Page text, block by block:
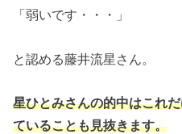
「弱いです・・・」
と認める藤井流星さん。
星ひとみさんの的中はこれ
ていることも見抜きます。